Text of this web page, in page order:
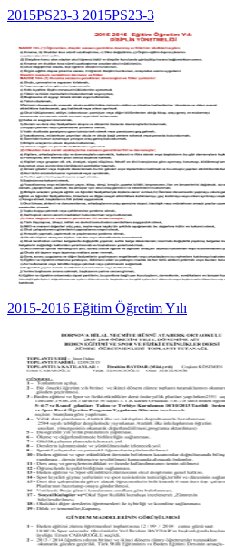
2015PS23-3 2015PS23-3
2015-2016 Eğitim Öğretim Yılı